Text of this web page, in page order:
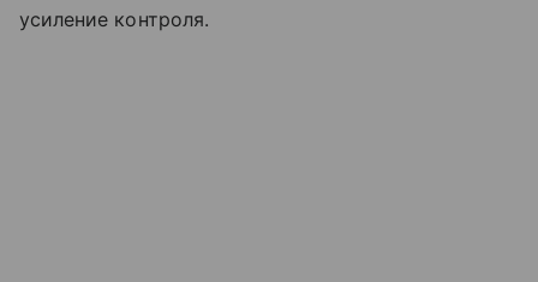
усиление контроля.